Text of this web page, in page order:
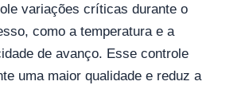
variações críticas durante o
como a temperatura e a
de avanço. Esse controle
uma maior qualidade e reduz a